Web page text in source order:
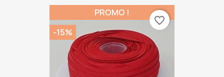
PROMO !
-15%
favorite_border